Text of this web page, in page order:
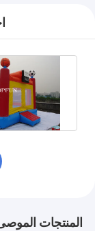
المنتجات